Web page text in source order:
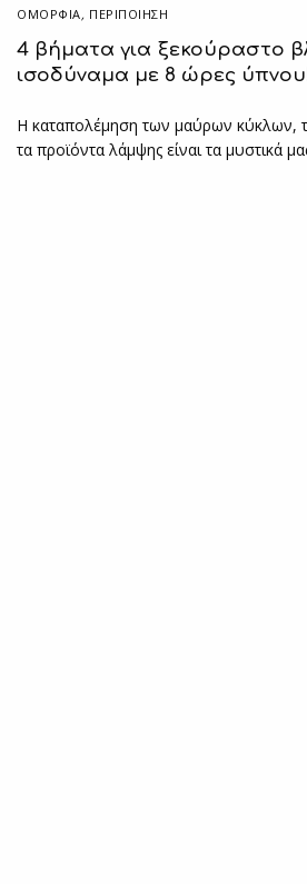
ΟΜΟΡΦΙΑ, ΠΕΡΙΠΟΊΗΣΗ
4 βήματα για ξεκούραστο
ισοδύναμα με 8 ώρες
Η καταπολέμηση των μαύρων κύκλων,
τα προϊόντα λάμψης είναι τα μυστικά